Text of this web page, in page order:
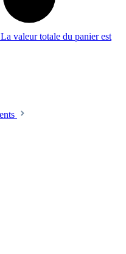
valeur totale du panier est